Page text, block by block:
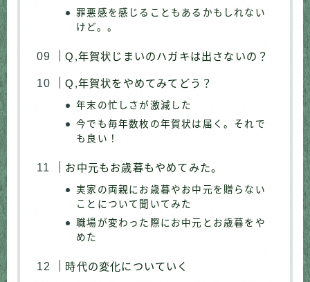
罪悪感を感じることもあるかもしれない
けど。。
Q,年賀状じまいのハガキは出さないの？
Q,年賀状をやめてみてどう？
年末の忙しさが激減した
今でも毎年数枚の年賀状は届く。それで
も良い！
お中元もお歳暮もやめてみた。
実家の両親にお歳暮やお中元を贈らない
ことについて聞いてみた
職場が変わった際にお中元とお歳暮をや
めた
時代の変化についていく